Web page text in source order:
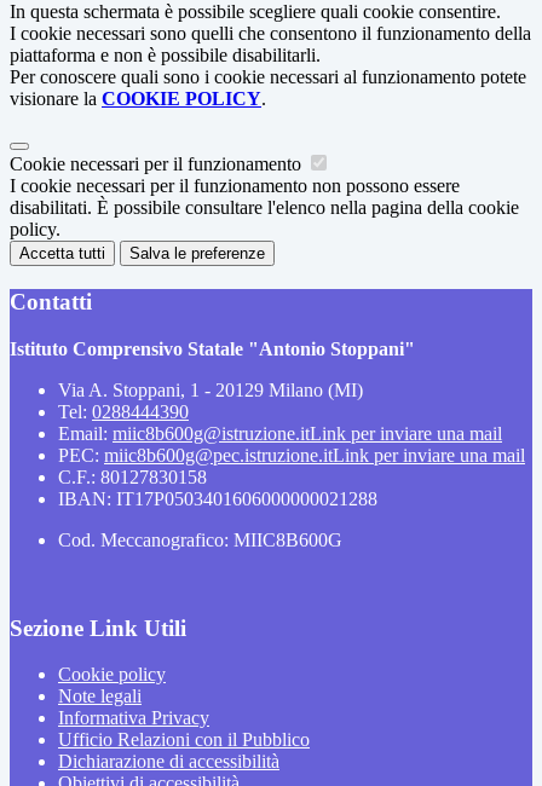
In questa schermata è possibile scegliere quali cookie consentire.
I cookie necessari sono quelli che consentono il funzionamento della
piattaforma e non è possibile disabilitarli.
Per conoscere quali sono i cookie necessari al funzionamento potete
visionare la COOKIE POLICY.
Cookie necessari per il funzionamento
I cookie necessari per il funzionamento non possono essere
disabilitati. È possibile consultare l'elenco nella pagina della cookie
policy.
Accetta tutti Salva le preferenze
Contatti
Istituto Comprensivo Statale "Antonio Stoppani"
Via A. Stoppani, 1 - 20129 Milano (MI)
Tel: 0288444390
Email: miic8b600g@istruzione.itLink per inviare una mail
PEC: miic8b600g@pec.istruzione.itLink per inviare una mail
C.F.: 80127830158
IBAN: IT17P0503401606000000021288
Cod. Meccanografico: MIIC8B600G
Sezione Link Utili
Cookie policy
Note legali
Informativa Privacy
Ufficio Relazioni con il Pubblico
Dichiarazione di accessibilità